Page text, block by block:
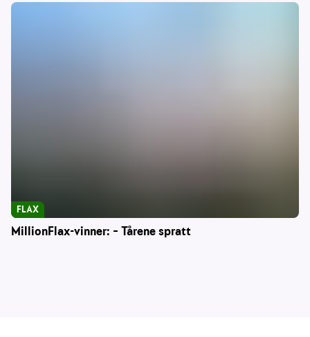
MillionFlax-vinner: – Tårene spratt
FLAX